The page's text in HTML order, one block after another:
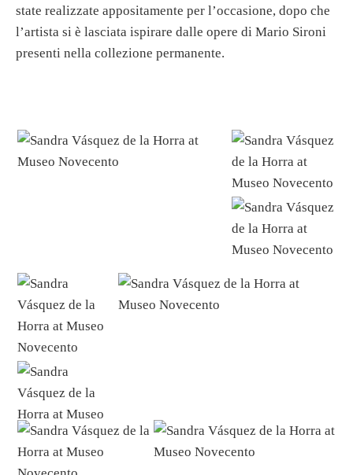
state realizzate appositamente per l’occasione, dopo che
l’artista si è lasciata ispirare dalle opere di Mario Sironi
presenti nella collezione permanente.